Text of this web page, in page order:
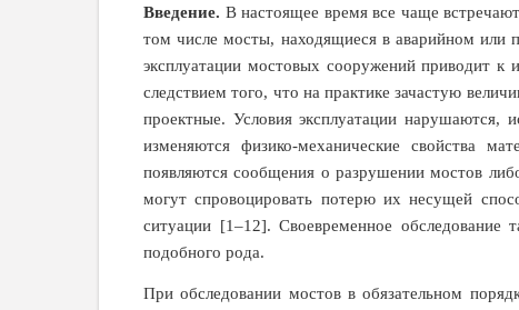
Введение. В настоящее время все чаще
том числе мосты, находящиеся в аварийном или
эксплуатации мостовых сооружений приводит к
следствием того, что на практике зачастую
проектные. Условия эксплуатации нарушаются,
изменяются физико-механические свойства
появляются сообщения о разрушении мостов
могут спровоцировать потерю их несущей
ситуации [1–12]. Своевременное
подобного рода.
При обследовании мостов в обязательном